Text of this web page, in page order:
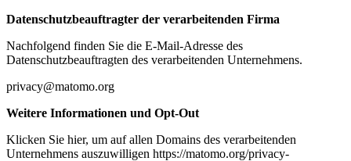
Datenschutzbeauftragter der verarbeitenden Firma
Nachfolgend finden Sie die E-Mail-Adresse des
Datenschutzbeauftragten des verarbeitenden Unternehmens.
privacy@matomo.org
Weitere Informationen und Opt-Out
Klicken Sie hier, um auf allen Domains des verarbeitenden
Unternehmens auszuwilligen https://matomo.org/privacy-